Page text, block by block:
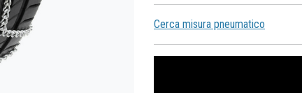
Cerca misura pneumatico